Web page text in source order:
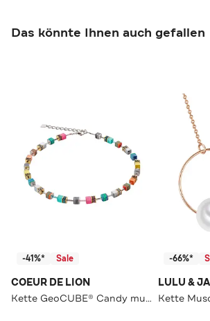
Das könnte Ihnen auch gefallen
-41%* Sale
COEUR DE LION
Kette GeoCUBE® Candy multicolorspring
-66%*
LULU &